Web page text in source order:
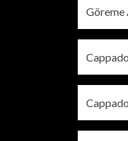
Göreme